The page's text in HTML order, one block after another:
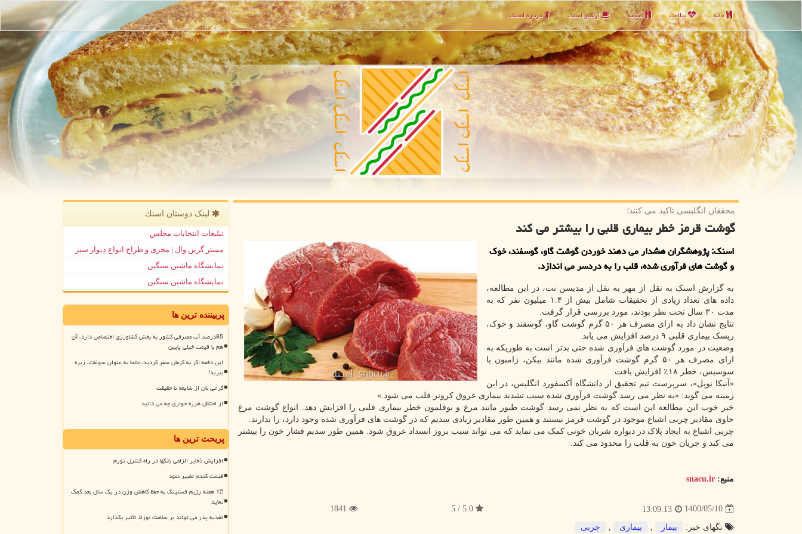
خانه سلامت تغذیه آرشیو اسنك درباره اسنك
محققان انگلیسی تاكید می كنند؛
گوشت قرمز خطر بیماری قلبی را بیشتر می کند
اسنک: پژوهشگران هشدار می دهند خوردن گوشت گاو، گوسفند، خوک
و گوشت های فرآوری شده، قلب را به دردسر می اندازد.
به گزارش اسنک به نقل از مهر به نقل از مدیسن نت، در این مطالعه،
داده های تعداد زیادی از تحقیقات شامل بیش از ۱.۴ میلیون نفر که به
مدت ۳۰ سال تحت نظر بودند، مورد بررسی قرار گرفت.
نتایج نشان داد به ازای مصرف هر ۵۰ گرم گوشت گاو، گوسفند و خوک،
ریسک بیماری قلبی ۹ درصد افزایش می یابد.
وضعیت در مورد گوشت های فرآوری شده حتی بدتر است به طوریکه به
ازای مصرف هر ۵۰ گرم گوشت فرآوری شده مانند بیکن، ژامبون یا
سوسیس، خطر ۱۸٪ افزایش یافت.
«آنیکا نوپل»، سرپرست تیم تحقیق از دانشگاه آکسفورد انگلیس، در این
زمینه می گوید: «به نظر می رسد گوشت فرآوری شده سبب تشدید بیماری عروق کرونر قلب می شود.»
خبر خوب این مطالعه این است که به نظر نمی رسد گوشت طیور مانند مرغ و بوقلمون خطر بیماری قلبی را افزایش دهد. انواع گوشت مرغ
حاوی مقادیر چربی اشباع موجود در گوشت قرمز نیستند و همین طور مقادیر زیادی سدیم که در گوشت های فرآوری شده وجود دارد، را ندارند.
چربی اشباع به ایجاد پلاک در دیواره شریان خونی کمک می نماید که می تواند سبب بروز انسداد عروق شود. همین طور سدیم فشار خون را بیشتر
می کند و جریان خون به قلب را محدود می کند.
منبع: snacu.ir
1400/05/10
13:09:13
5.0 / 5
1841
تگهای خبر: بیمار بیماری چربی
لینک دوستان اسنك
تبلیغات انتخابات مجلس
مستر گرین وال | مجری و طراح انواع دیوار سبز
نمایشگاه ماشین سنگین
نمایشگاه ماشین سنگین
پربیننده ترین ها
85درصد آب مصرفی کشور به بخش کشاورزی اختصاص دارد، آن
هم با قیمت خیلی پایین
این دفعه اگر به کرمان سفر کردید، حتما به عنوان سوغات، زیره
ببرید!
گرانی نان از شایعه تا حقیقت
از اختلال هرزه خواری چه می دانید
پربحث ترین ها
افزایش ذخایر الزامی بانکها در راه کنترل تورم
قیمت گندم تغییر نمود
12 هفته رژیم فستینگ به حفظ کاهش وزن در یک سال بعد کمک
نماید
تغذیه پدر می تواند بر سلامت نوزاد تأثیر بگذارد